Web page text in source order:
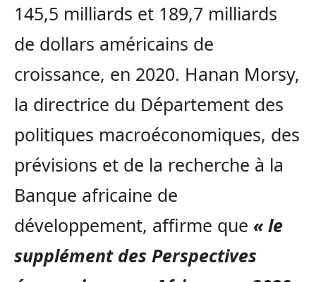
145,5 milliards et 189,7 milliards
de dollars américains de
croissance, en 2020. Hanan Morsy,
la directrice du Département des
politiques macroéconomiques, des
prévisions et de la recherche à la
Banque africaine de
développement, affirme que « le
supplément des Perspectives